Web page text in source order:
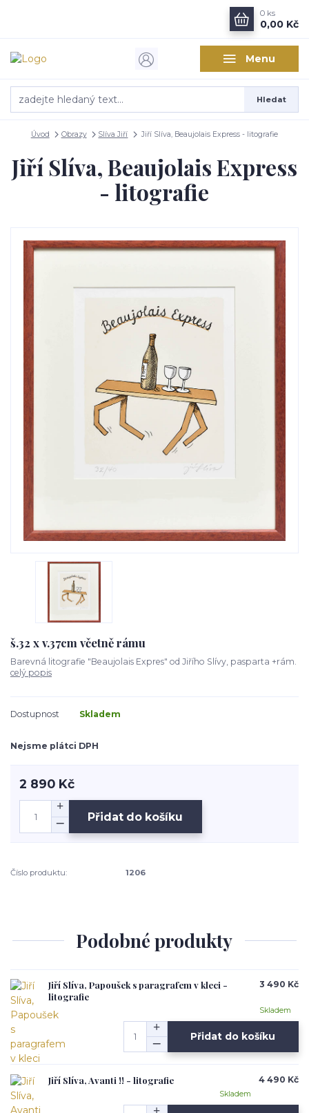
Menu
Hledat
0 ks
0,00 Kč
Úvod Obrazy Slíva Jiří Jiří Slíva, Beaujolais Express - litografie
Jiří Slíva, Beaujolais Express
- litografie
š.32 x v.37cm včetně rámu
Barevná litografie "Beaujolais Expres" od Jiřího Slívy, pasparta +rám.
celý popis
Dostupnost Skladem
Nejsme plátci DPH
2 890 Kč
Přidat do košíku
Číslo produktu: 1206
Podobné produkty
Jiří Slíva, Papoušek s paragrafem v kleci -
litografie
3 490 Kč
Skladem
Přidat do košíku
Jiří Slíva, Avanti !! - litografie 4 490 Kč
Skladem